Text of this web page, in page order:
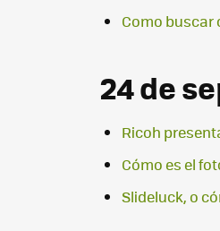
Como
24 de
Ricoh
Cómo es el
Slideluck, o